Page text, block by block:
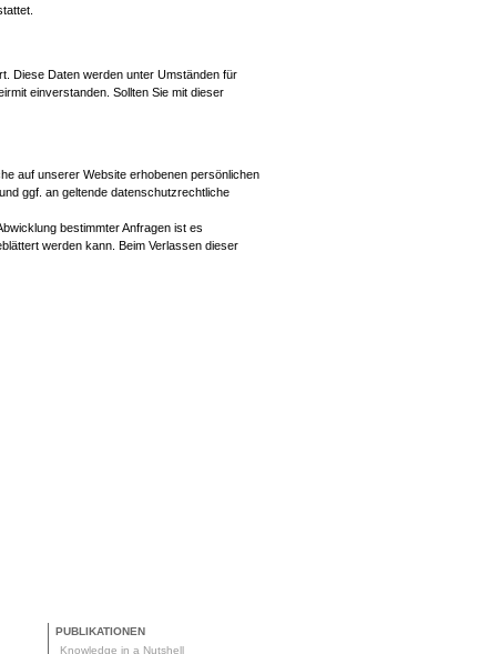
Diese Daten werden unter Umständen für
einverstanden. Sollten Sie mit dieser
auf unserer Website erhobenen persönlichen
ggf. an geltende datenschutzrechtliche
bestimmter Anfragen ist es
werden kann. Beim Verlassen dieser
PUBLIKATIONEN
Knowledge in a Nutshell